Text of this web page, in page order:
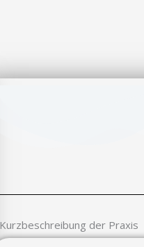
Kurzbeschreibung der Praxis